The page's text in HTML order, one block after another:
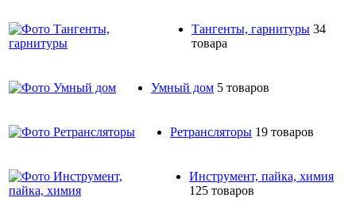
Тангенты, гарнитуры 34
товара
Умный дом 5 товаров
Ретрансляторы 19 товаров
Инструмент, пайка, химия
125 товаров